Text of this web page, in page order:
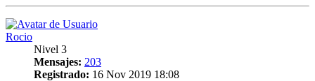
Rocio
Nivel 3
Mensajes: 203
Registrado: 16 Nov 2019 18:08